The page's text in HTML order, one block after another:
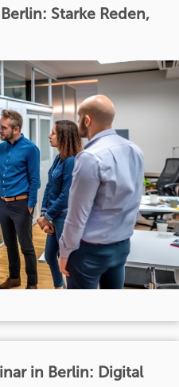
Starke Reden,
in Berlin: Digital